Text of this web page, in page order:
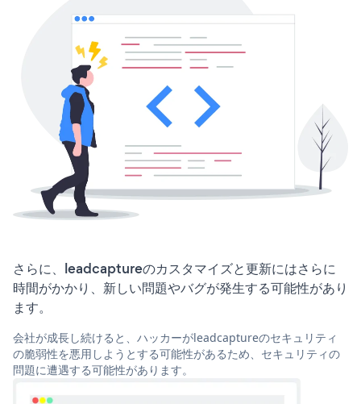
さらに、leadcaptureのカスタマイズと更新にはさらに
時間がかかり、新しい問題やバグが発生する可能性があり
ます。
会社が成長し続けると、ハッカーがleadcaptureのセキュリティ
の脆弱性を悪用しようとする可能性があるため、セキュリティの
問題に遭遇する可能性があります。